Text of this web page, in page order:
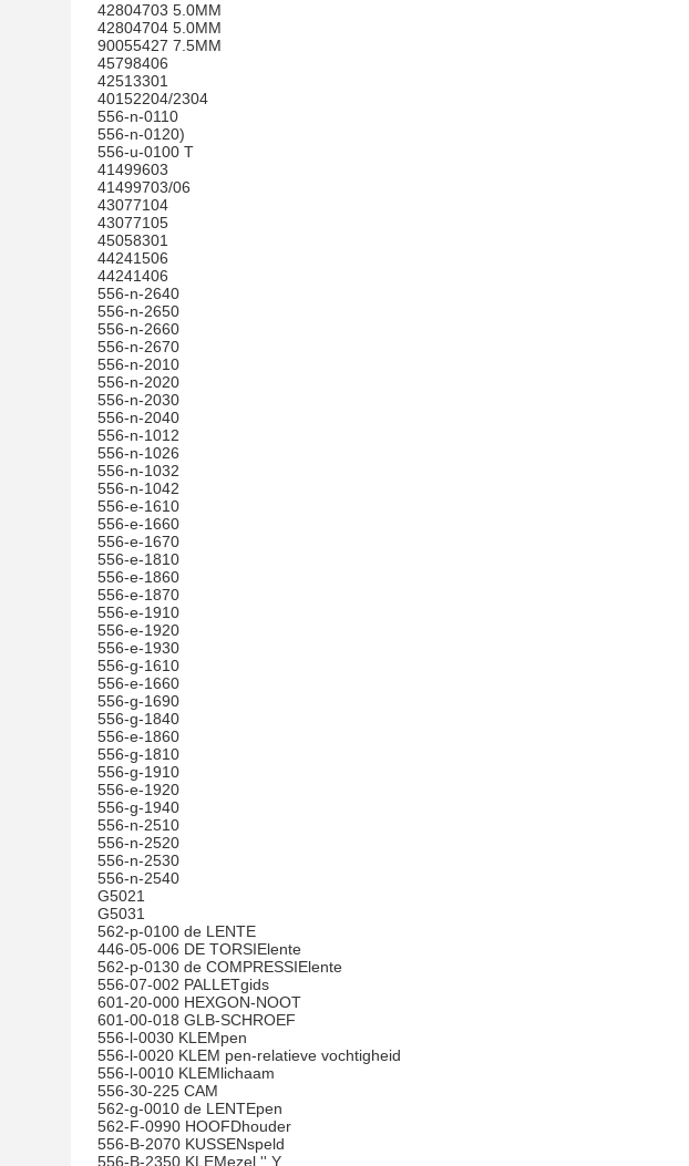
42804703 5.0MM
42804704 5.0MM
90055427 7.5MM
45798406
42513301
40152204/2304
556-n-0110
556-n-0120)
556-u-0100 T
41499603
41499703/06
43077104
43077105
45058301
44241506
44241406
556-n-2640
556-n-2650
556-n-2660
556-n-2670
556-n-2010
556-n-2020
556-n-2030
556-n-2040
556-n-1012
556-n-1026
556-n-1032
556-n-1042
556-e-1610
556-e-1660
556-e-1670
556-e-1810
556-e-1860
556-e-1870
556-e-1910
556-e-1920
556-e-1930
556-g-1610
556-e-1660
556-g-1690
556-g-1840
556-e-1860
556-g-1810
556-g-1910
556-e-1920
556-g-1940
556-n-2510
556-n-2520
556-n-2530
556-n-2540
G5021
G5031
562-p-0100 de LENTE
446-05-006 DE TORSIElente
562-p-0130 de COMPRESSIElente
556-07-002 PALLETgids
601-20-000 HEXGON-NOOT
601-00-018 GLB-SCHROEF
556-l-0030 KLEMpen
556-l-0020 KLEM pen-relatieve vochtigheid
556-l-0010 KLEMlichaam
556-30-225 CAM
562-g-0010 de LENTEpen
562-F-0990 HOOFDhouder
556-B-2070 KUSSENspeld
556-B-2350 KLEMezel '' Y